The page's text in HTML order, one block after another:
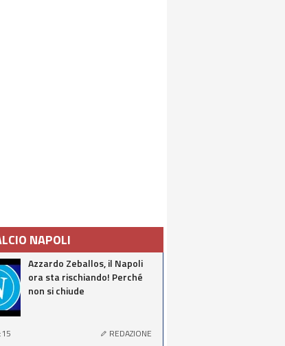
NAPOLI
Azzardo Zeballos, il Napoli
ora sta rischiando! Perché
non si chiude
REDAZIONE